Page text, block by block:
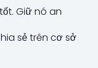
Giữ nó an
sẻ trên cơ sở